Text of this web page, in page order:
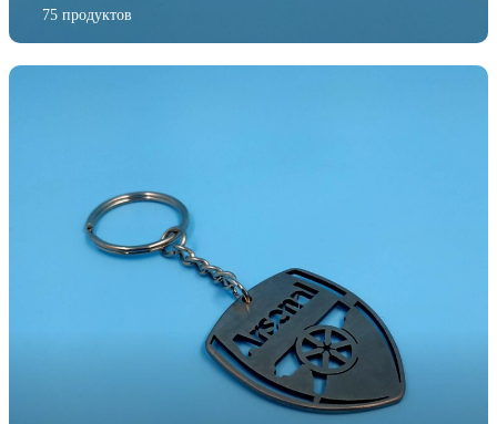
75 продуктов